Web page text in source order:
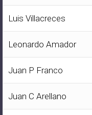
Luis Villacreces
Leonardo Amador
Juan P Franco
Juan C Arellano